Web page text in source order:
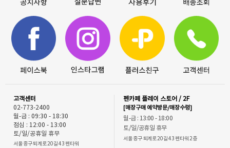
고객센터
02-773-2400
월-금 : 09:30 - 18:30
점심 : 12:00 - 13:00
토/일/공휴일 휴무
서울 중구 퇴계로 20길 43 펜타워
펜카페 플레이 스토어 / 2F
[매장구매 예약방문/매장수령]
월-금 : 13:00 - 18:00
토/일/공휴일 휴무
서울 중구 퇴계로 20길 43 펜타워 2층